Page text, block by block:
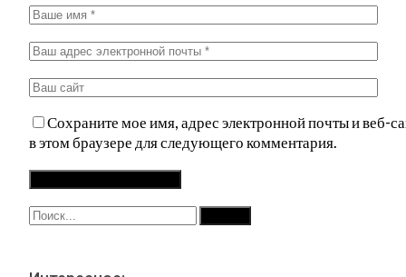
Сохраните мое имя, адрес электронной почты и веб-
в этом браузере для следующего комментария.